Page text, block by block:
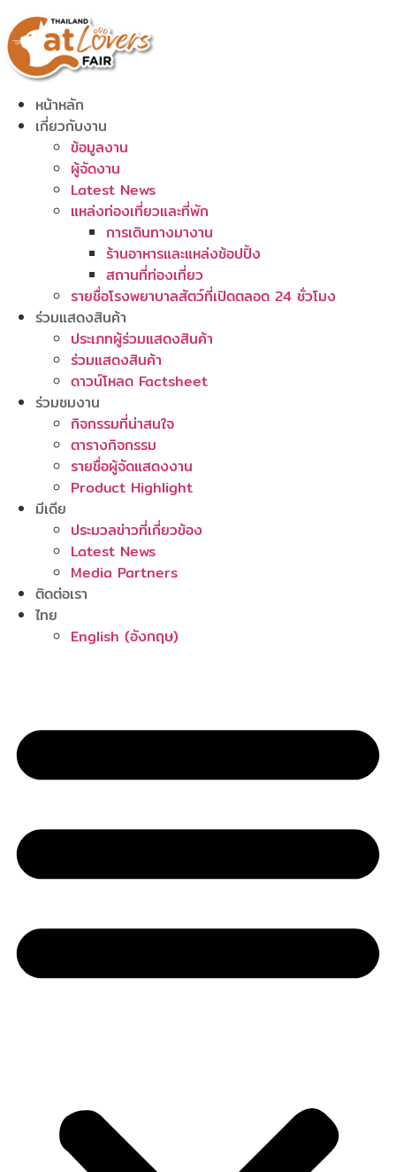
to
content
หน้าหลัก
เกี่ยวกับงาน
ข้อมูลงาน
ผู้จัดงาน
Latest News
แหล่งท่องเที่ยวและที่พัก
การเดินทางมางาน
ร้านอาหารและแหล่งช้อปปิ้ง
สถานที่ท่องเที่ยว
รายชื่อโรงพยาบาลสัตว์ที่เปิดตลอด 24 ชั่วโมง
ร่วมแสดงสินค้า
ประเภทผู้ร่วมแสดงสินค้า
ร่วมแสดงสินค้า
ดาวน์โหลด Factsheet
ร่วมชมงาน
กิจกรรมที่น่าสนใจ
ตารางกิจกรรม
รายชื่อผู้จัดแสดงงาน
Product Highlight
มีเดีย
ประมวลข่าวที่เกี่ยวข้อง
Latest News
Media Partners
ติดต่อเรา
ไทย
English (อังกฤษ)